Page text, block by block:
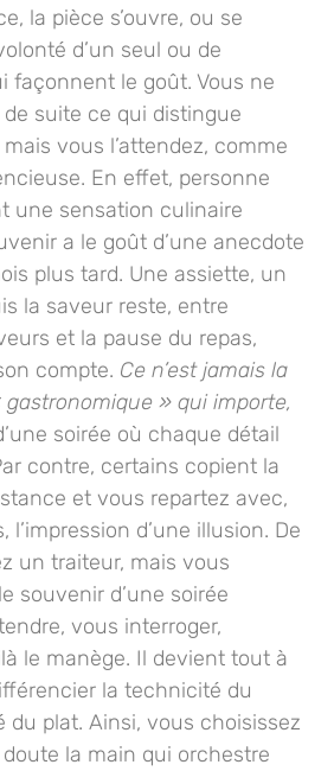
la pièce s’ouvre, ou se
d’un seul ou de
façonnent le goût. Vous ne
suite ce qui distingue
mais vous l’attendez, comme
En effet, personne
une sensation culinaire
a le goût d’une anecdote
plus tard. Une assiette, un
la saveur reste, entre
et la pause du repas,
compte. Ce n’est jamais la
» qui importe,
soirée où chaque détail
contre, certains copient la
et vous repartez avec,
l’impression d’une illusion. De
un traiteur, mais vous
souvenir d’une soirée
vous interroger,
le manège. Il devient tout à
la technicité du
du plat. Ainsi, vous choisissez
doute la main qui orchestre